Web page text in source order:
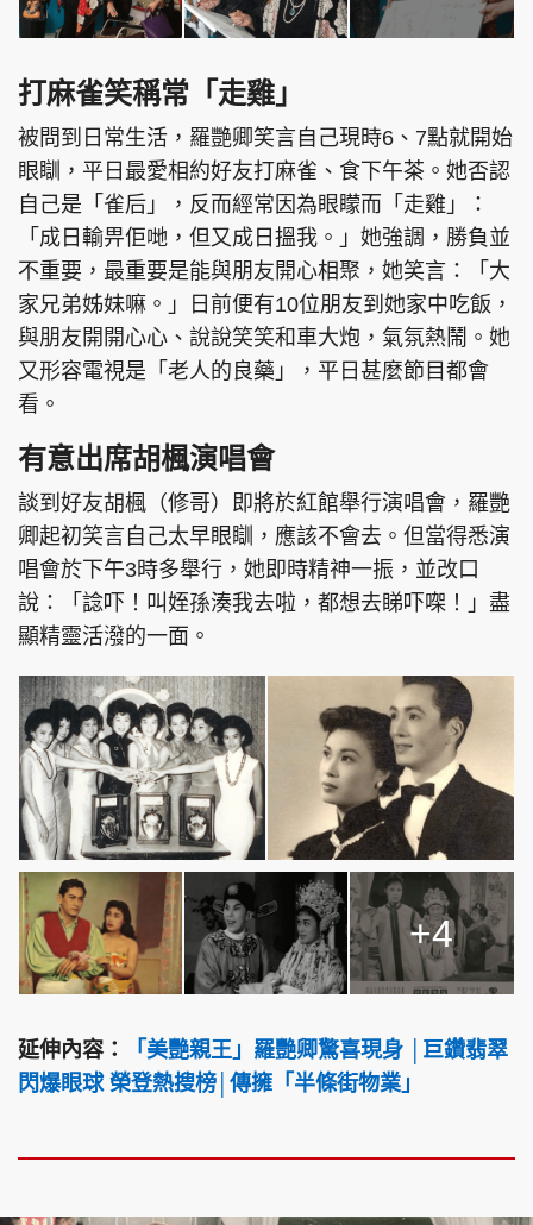
打麻雀笑稱常「走雞」
被問到日常生活，羅艷卿笑言自己現時6、7點就開始
眼瞓，平日最愛相約好友打麻雀、食下午茶。她否認
自己是「雀后」，反而經常因為眼矇而「走雞」：
「成日輸畀佢哋，但又成日搵我。」她強調，勝負並
不重要，最重要是能與朋友開心相聚，她笑言：「大
家兄弟姊妹嘛。」日前便有10位朋友到她家中吃飯，
與朋友開開心心、說說笑笑和車大炮，氣氛熱鬧。她
又形容電視是「老人的良藥」，平日甚麼節目都會
看。
有意出席胡楓演唱會
談到好友胡楓（修哥）即將於紅館舉行演唱會，羅艷
卿起初笑言自己太早眼瞓，應該不會去。但當得悉演
唱會於下午3時多舉行，她即時精神一振，並改口
說：「諗吓！叫姪孫湊我去啦，都想去睇吓㗎！」盡
顯精靈活潑的一面。
+4
延伸內容：
「美艷親王」羅艷卿驚喜現身 │巨鑽翡翠
閃爆眼球 榮登熱搜榜│傳擁「半條街物業」